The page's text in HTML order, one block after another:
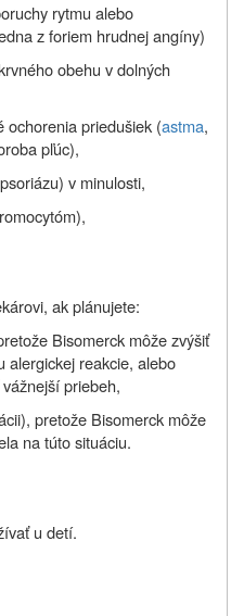
rytmu alebo
z foriem hrudnej angíny)
obehu v dolných
ochorenia priedušiek (astma,
pľúc),
v minulosti,
ak plánujete:
Bisomerck môže zvýšiť
alergickej reakcie, alebo
priebeh,
pretože Bisomerck môže
na túto situáciu.
u detí.